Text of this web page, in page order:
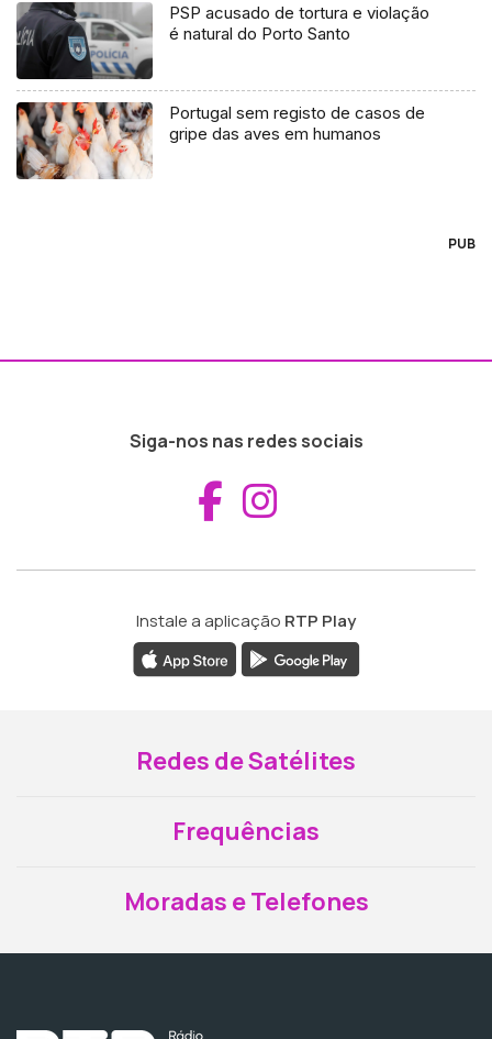
PSP acusado de tortura e violação
é natural do Porto Santo
Portugal sem registo de casos de
gripe das aves em humanos
PUB
Siga-nos nas redes sociais
Aceder ao
Instale a aplicação RTP Play
Redes de Satélites
Frequências
Moradas e Telefones